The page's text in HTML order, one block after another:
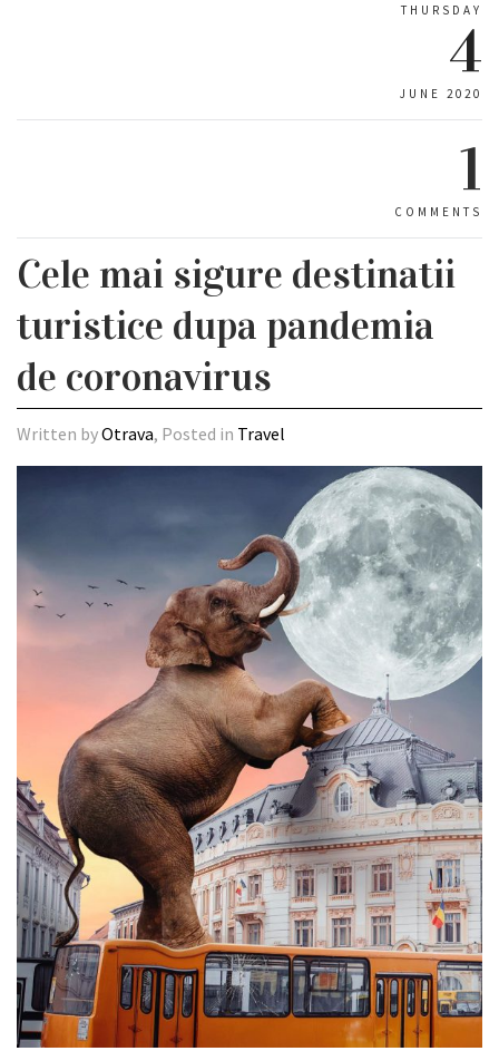
THURSDAY
4
JUNE 2020
1
COMMENTS
Cele mai sigure destinatii
turistice dupa pandemia
de coronavirus
Written byOtrava, Posted in Travel